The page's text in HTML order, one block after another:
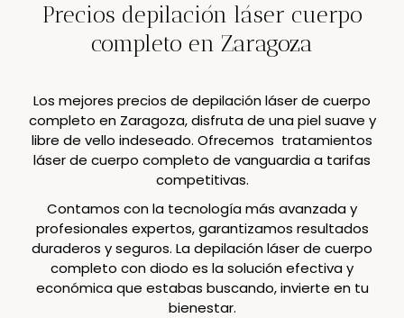
Precios depilación láser cuerpo
completo en Zaragoza
Los mejores precios de depilación láser de cuerpo
completo en Zaragoza, disfruta de una piel suave y
libre de vello indeseado. Ofrecemos tratamientos
láser de cuerpo completo de vanguardia a tarifas
competitivas.
Contamos con la tecnología más avanzada y
profesionales expertos, garantizamos resultados
duraderos y seguros. La depilación láser de cuerpo
completo con diodo es la solución efectiva y
económica que estabas buscando, invierte en tu
bienestar.